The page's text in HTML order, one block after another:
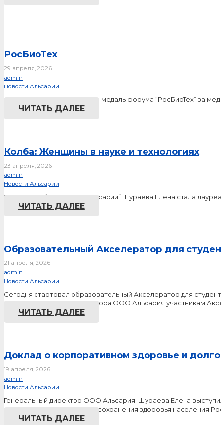
РосБиоТех
29 апреля, 2026
admin
Новости Альсарии
Альсария получила золотую медаль форума “РосБиоТех” за
ЧИТАТЬ ДАЛЕЕ
Колба: Женщины в науке и технологиях
23 апреля, 2026
admin
Новости Альсарии
Генеральный директор “Альсарии” Шураева Елена стала
ЧИТАТЬ ДАЛЕЕ
Образовательный Акселератор для
21 апреля, 2026
admin
Новости Альсарии
Сегодня стартовал образовательный Акселератор для
слово генерального директора ООО Альсария участникам
ЧИТАТЬ ДАЛЕЕ
Доклад о корпоративном здоровье и
19 апреля, 2026
admin
Новости Альсарии
Генеральный директор ООО Альсария. Шураева Елена
«Современные технологии сохранения здоровья населения
ЧИТАТЬ ДАЛЕЕ